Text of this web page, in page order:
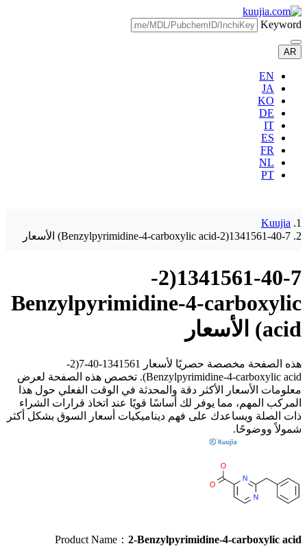
Keyword
AR
EN
JA
KO
DE
IT
ES
FR
NL
PT
Kuujia
1341561-40-7(2-Benzylpyrimidine-4-carboxylic acid) الأسعار
1341561-40-7(2-
Benzylpyrimidine-4-carboxylic
acid) الأسعار
هذه الصفحة مخصصة حصريًا لأسعار 1341561-40-7(2-
Benzylpyrimidine-4-carboxylic acid). تخصص هذه الصفحة لعرض
معلومات الأسعار الأكثر دقة والمحدثة في الوقت الفعلي حول هذا
المركب المهم، مما يوفر لك أساسًا قويًا عند اتخاذ قرارات الشراء
ذات الصلة ويساعدك على فهم ديناميكيات أسعار السوق بشكل أكثر
شمولاً ووضوحًا.
Product Name：2-Benzylpyrimidine-4-carboxylic acid